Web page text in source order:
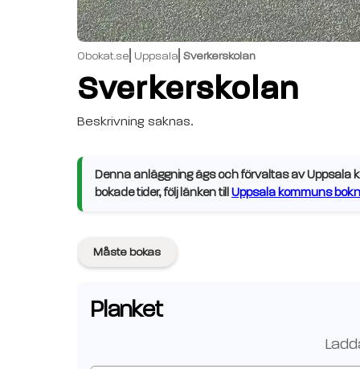
Obokat.se Uppsala Sverkerskolan
Sverkerskolan
Beskrivning saknas.
Denna anläggning ägs och förvaltas av Uppsala
bokade tider, följ länken till Uppsala kommuns
Måste bokas
Planket